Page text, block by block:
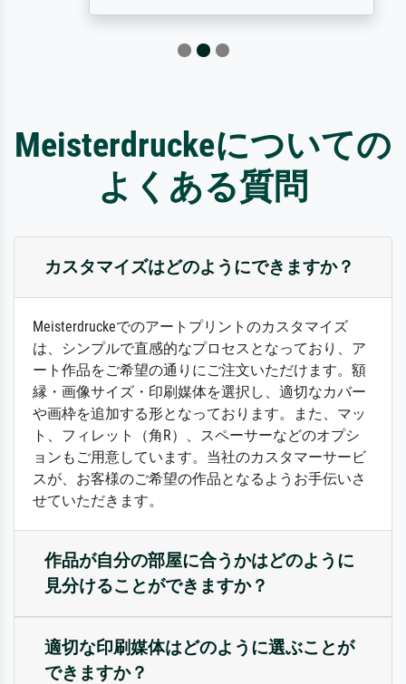
Meisterdruckeについての
よくある質問
カスタマイズはどのようにできますか？
Meisterdruckeでのアートプリントのカスタマイズ
は、シンプルで直感的なプロセスとなっており、ア
ート作品をご希望の通りにご注文いただけます。額
縁・画像サイズ・印刷媒体を選択し、適切なカバー
や画枠を追加する形となっております。また、マッ
ト、フィレット（角R）、スペーサーなどのオプシ
ョンもご用意しています。当社のカスタマーサービ
スが、お客様のご希望の作品となるようお手伝いさ
せていただきます。
作品が自分の部屋に合うかはどのように
見分けることができますか？
適切な印刷媒体はどのように選ぶことが
できますか？